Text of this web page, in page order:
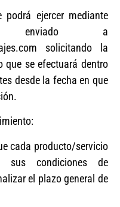
podrá ejercer mediante
enviado a
solicitando la
que se efectuará dentro
desde la fecha en que
cada producto/servicio
sus condiciones de
el plazo general de